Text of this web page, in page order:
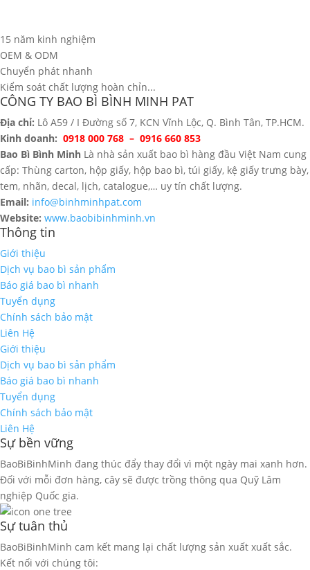
15 năm kinh nghiệm
OEM & ODM
Chuyển phát nhanh
Kiểm soát chất lượng hoàn chỉn...
CÔNG TY BAO BÌ BÌNH MINH PAT
Địa chỉ: Lô A59 / I Đường số 7, KCN Vĩnh Lộc, Q. Bình Tân, TP.HCM.
Kinh doanh: 0918 000 768 – 0916 660 853
Bao Bì Bình Minh Là nhà sản xuất bao bì hàng đầu Việt Nam cung
cấp: Thùng carton, hộp giấy, hộp bao bì, túi giấy, kệ giấy trưng bày,
tem, nhãn, decal, lịch, catalogue,… uy tín chất lượng.
Email: info@binhminhpat.com
Website: www.baobibinhminh.vn
Thông tin
Giới thiệu
Dịch vụ bao bì sản phẩm
Báo giá bao bì nhanh
Tuyển dụng
Chính sách bảo mật
Liên Hệ
Giới thiệu
Dịch vụ bao bì sản phẩm
Báo giá bao bì nhanh
Tuyển dụng
Chính sách bảo mật
Liên Hệ
Sự bền vững
BaoBiBinhMinh đang thúc đẩy thay đổi vì một ngày mai xanh hơn.
Đối với mỗi đơn hàng, cây sẽ được trồng thông qua Quỹ Lâm
nghiệp Quốc gia.
Sự tuân thủ
BaoBiBinhMinh cam kết mang lại chất lượng sản xuất xuất sắc.
Kết nối với chúng tôi: